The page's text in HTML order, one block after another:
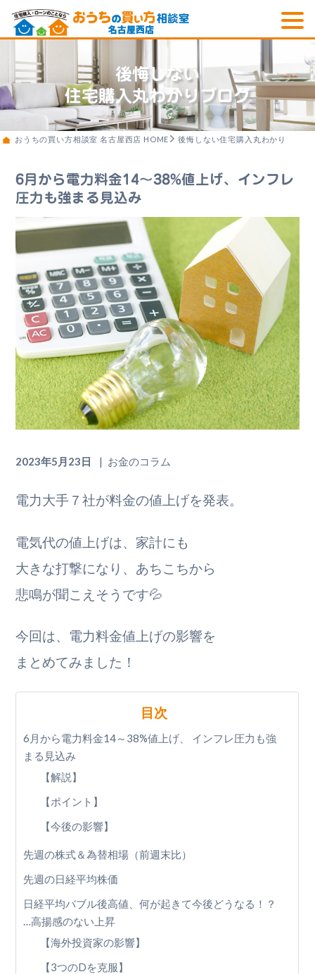
後悔しない
住宅購入丸わかりブログ
おうちの買い方相談室 名古屋西店 HOME 後悔しない住宅購入丸わかりブログ
6月から電力料金14～38%値上げ、インフレ
圧力も強まる見込み
2023年5月23日 お金のコラム
電力大手７社が料金の値上げを発表。
電気代の値上げは、家計にも
大きな打撃になり、あちこちから
悲鳴が聞こえそうです💦
今回は、電力料金値上げの影響を
まとめてみました！
目次
6月から電力料金14～38%値上げ、 インフレ圧力も強
まる見込み
【解説】
【ポイント】
【今後の影響】
先週の株式＆為替相場（前週末比）
先週の日経平均株価
日経平均バブル後高値、何が起きて今後どうなる！？
…高揚感のない上昇
【海外投資家の影響】
【3つのDを克服】